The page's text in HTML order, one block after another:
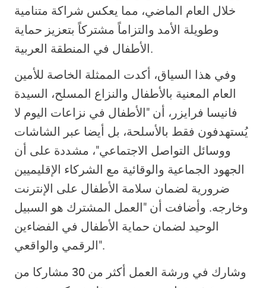
خلال العام الماضي، مما يعكس شراكة متنامية
وطويلة الأمد والتزاماً مشتركاً بتعزيز حماية
الأطفال في المنطقة العربية.
وفي هذا السياق، أكدت الممثلة الخاصة للأمين
العام المعنية بالأطفال والنزاع المسلح، السيدة
فانيسا فرايزر، أن "الأطفال في نزاعات اليوم لا
يُستهدفون فقط بالأسلحة، بل أيضا عبر الشاشات
ووسائل التواصل الاجتماعي"، مشددة على أن
الجهود الجماعية والوقائية مع الشركاء الإقليميين
ضرورية لضمان سلامة الأطفال على الإنترنت
وخارجه. وأضافت أن "العمل المشترك هو السبيل
الوحيد لضمان حماية الأطفال في الفضاءين
الرقمي والواقعي".
وشارك في ورشة العمل أكثر من 30 مشاركا من